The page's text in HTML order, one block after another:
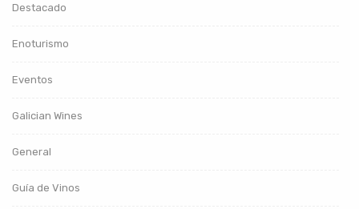
Destacado
Enoturismo
Eventos
Galician Wines
General
Guía de Vinos